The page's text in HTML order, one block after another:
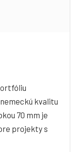
kvalitu
70 mm je
projekty s